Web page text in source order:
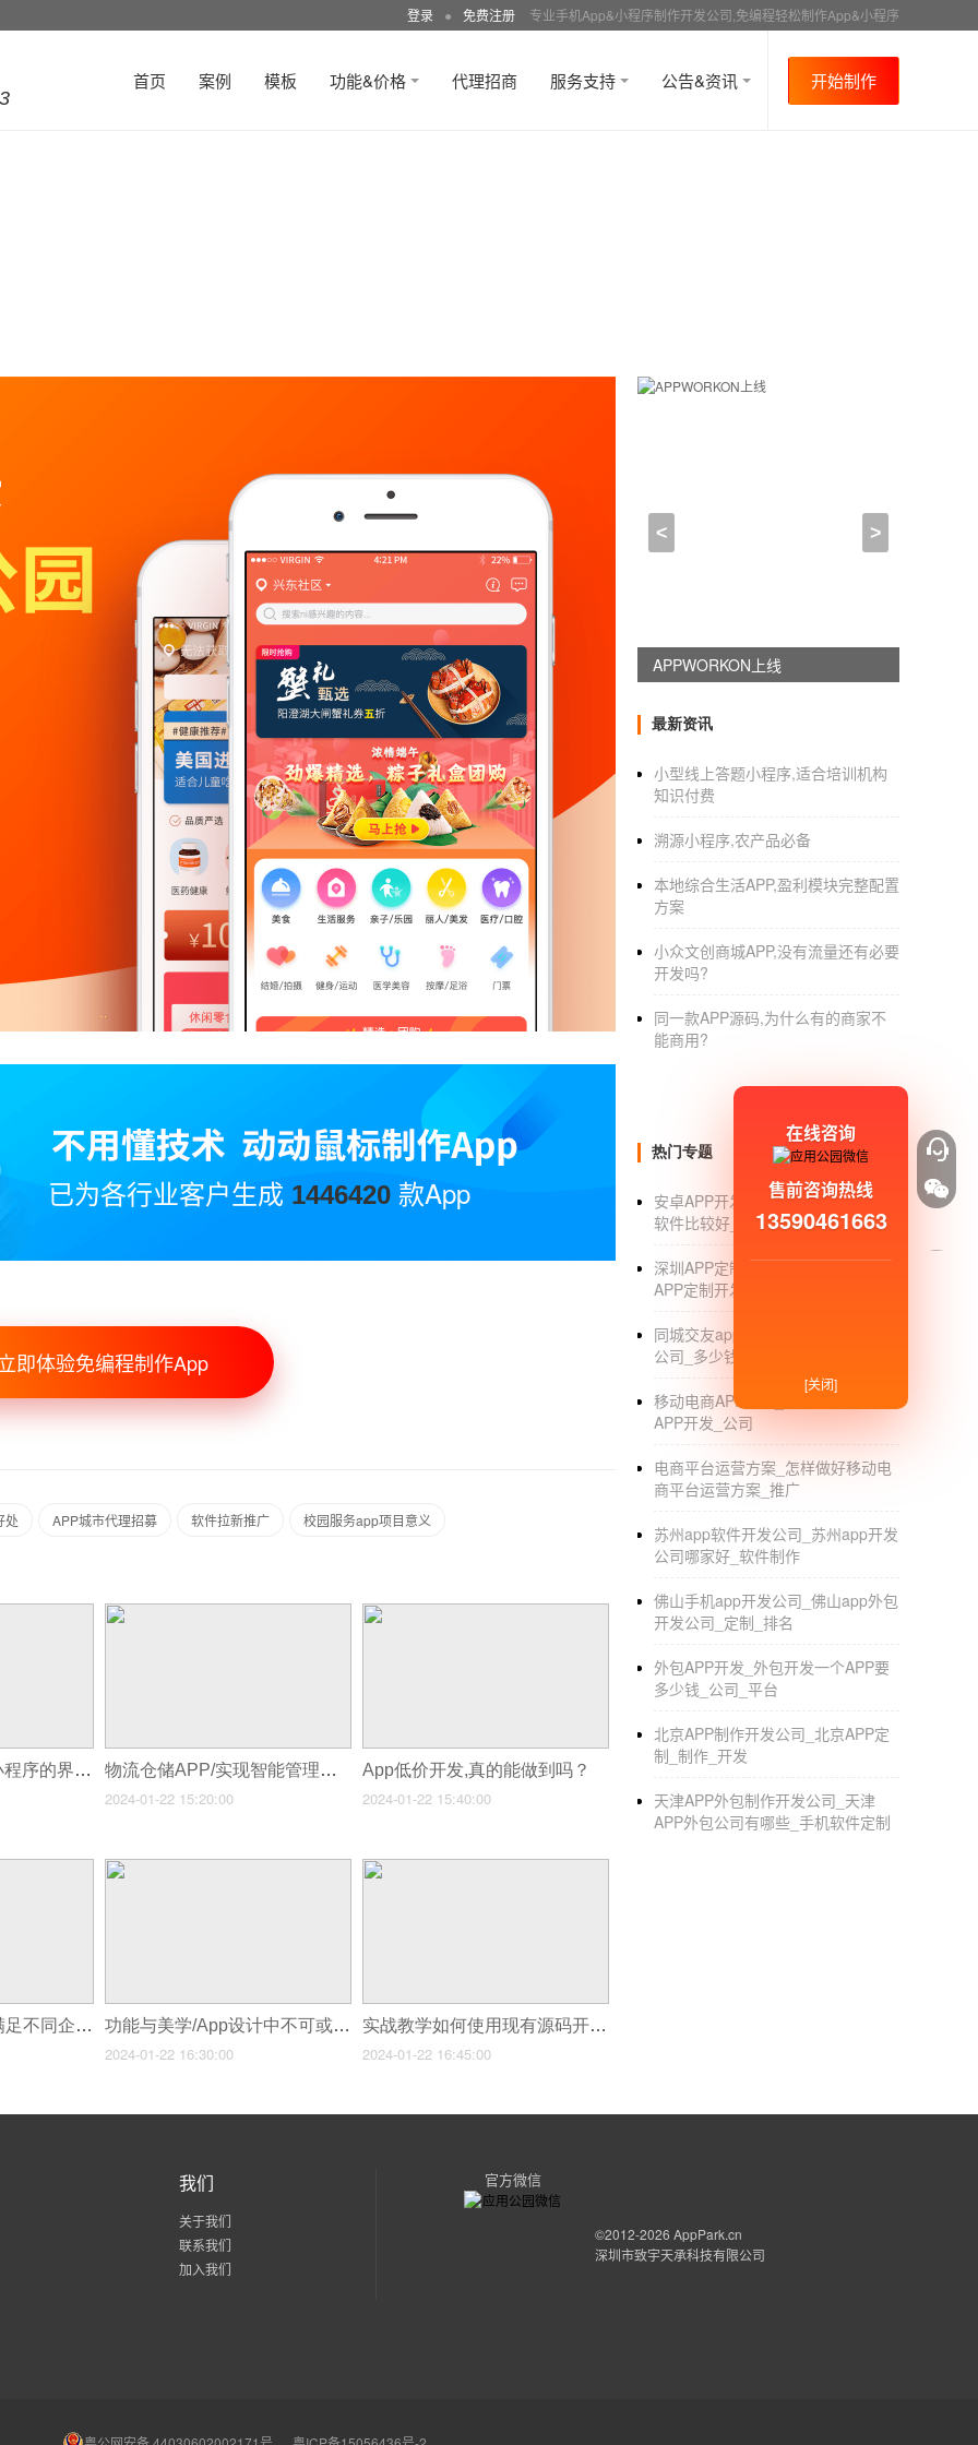
登录 ● 免费注册 专业手机App&小程序制作开发公司,免编程轻松制作App&小程序
首页 案例 模板 功能&价格 代理招商 服务支持 公告&资讯 开始制作
2021-10-11 16:30:00
APP广泛应用于各个领域。很多人想通过自
其他方对接，下面就跟着来
阮世通
我们来谈谈这个话题。
自学 应用开发？难吗
导。你需要有耐心，聪明和头脑清醒。想象
等。甚至开发和公司的专业app都是团队分工
开发APP需要多长时间？开发APP需要艺术
需要几十个团队。开发的价格应该在10万左
的一名专门人员在线进行，或者交付给客户
花费一定的费用费用
和准确的市场演示，这需要大量的投资。然
如果对此感兴趣，可以借助软通了解更多
已为各行业客户生成 1446420 款App
即体验免编程制作App
处 APP城市代理招募 软件拉新推广 校园服务app项目意义
怎么优化无人茶室小程序的界面设计？ 物流仓储APP/实现智能管理的必备工具
2024-01-22 15:20:00
App低价开发,真的能做到吗？
2024-01-22 15:40:00
物流仓储APP如何满足不同企业的个性化需求？ 功能与美学/App设计中不可或缺的两面
2024-01-22 16:30:00
实战教学如何使用现有源码开发APP
2024-01-22 16:45:00
< >
APPWORKON上线
最新资讯
小型线上答题小程序,适合培训机构
知识付费
溯源小程序,农产品必备
本地综合生活APP,盈利模块完整配置
方案
小众文创商城APP,没有流量还有必要
开发吗?
同一款APP源码,为什么有的商家不
能商用?
热门专题
安卓APP开发_安卓APP开发用什么
软件比较好_零基础入门_制作教程
深圳APP定制开发公司_深圳手机
APP定制开发公司有哪些_排名
同城交友app制作_同城交友app制作
公司_多少钱_外包
移动电商APP开发_移动互联网电商
APP开发_公司
电商平台运营方案_怎样做好移动电
商平台运营方案_推广
苏州app软件开发公司_苏州app开发
公司哪家好_软件制作
佛山手机app开发公司_佛山app外包
开发公司_定制_排名
外包APP开发_外包开发一个APP要
多少钱_公司_平台
北京APP制作开发公司_北京APP定
制_制作_开发
天津APP外包制作开发公司_天津
APP外包公司有哪些_手机软件定制
我们
关于我们
联系我们
加入我们
官方微信
©2012-2026 AppPark.cn
深圳市致宇天承科技有限公司
在线咨询
售前咨询热线
13590461663
[关闭]